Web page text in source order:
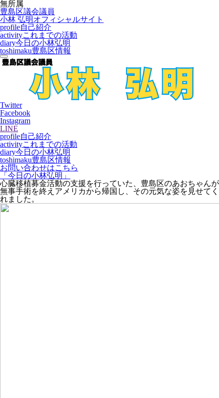
無所属
豊島区議会議員
小林 弘明オフィシャルサイト
profile自己紹介
activityこれまでの活動
diary今日の小林弘明
toshimaku豊島区情報
Twitter
Facebook
Instagram
LINE
profile自己紹介
activityこれまでの活動
diary今日の小林弘明
toshimaku豊島区情報
お問い合わせはこちら
「今日の小林弘明」
心臓移植募金活動の支援を行っていた、豊島区のあおちゃんが
無事手術を終えアメリカから帰国し、その元気な姿を見せてく
れました。